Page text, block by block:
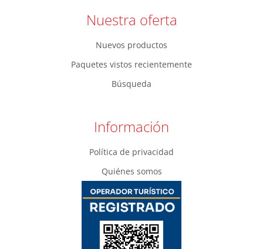
Nuestra oferta
Nuevos productos
Paquetes vistos recientemente
Búsqueda
Información
Política de privacidad
Quiénes somos